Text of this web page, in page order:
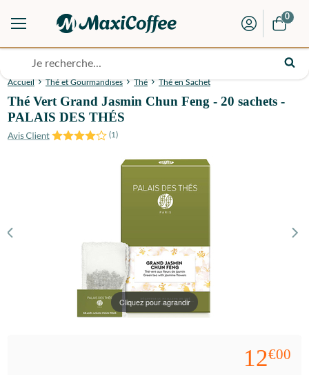
0
Accueil Thé et Gourmandises Thé Thé en Sachet
Thé Vert Grand Jasmin Chun Feng - 20 sachets -
PALAIS DES THÉS
(1)
Cliquez pour agrandir
12€00